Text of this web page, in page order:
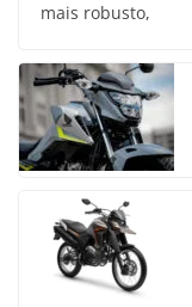
mais robusto,